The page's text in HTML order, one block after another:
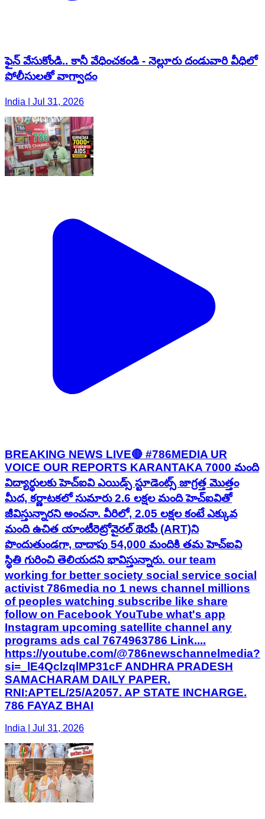
ఫైన్ వేసుకోండి.. కానీ వేధించకండి - నెల్లూరు దండువారి వీధిలో
పోలీసులతో వాగ్వాదం
India | Jul 31, 2026
BREAKING NEWS LIVE🔴 #786MEDIA UR
VOICE OUR REPORTS KARANTAKA 7000 మంది
విద్యార్థులకు హెచ్ఐవి ఎయిడ్స్ స్టూడెంట్స్ జాగ్రత్త మొత్తం
మీద, కర్ణాటకలో సుమారు 2.6 లక్షల మంది హెచ్‌ఐవితో
జీవిస్తున్నారని అంచనా. వీరిలో, 2.05 లక్షల కంటే ఎక్కువ
మంది ఉచిత యాంటీరెట్రోవైరల్ థెరపీ (ART)ని
పొందుతుండగా, దాదాపు 54,000 మందికి తమ హెచ్‌ఐవి
స్థితి గురించి తెలియదని భావిస్తున్నారు. our team
working for better society social service social
activist 786media no 1 news channel millions
of peoples watching subscribe like share
follow on Facebook YouTube what's app
Instagram upcoming satellite channel any
programs ads cal 7674963786 Link....
https://youtube.com/@786newschannelmedia?
si=_lE4QclzqlMP31cF ANDHRA PRADESH
SAMACHARAM DAILY PAPER.
RNI:APTEL/25/A2057. AP STATE INCHARGE.
786 FAYAZ BHAI
India | Jul 31, 2026